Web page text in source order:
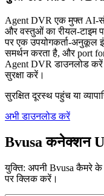
Agent DVR एक मुफ्त AI-
और वस्तुओं का रीयल-टाइम
पर एक उपयोगकर्ता-अनुकूल
समर्थन करता है, और port
Agent DVR डाउनलोड करें
सुरक्षा करें।
सुरक्षित दूरस्थ पहुंच या
अभी डाउनलोड करें
Bvusa कनेक्शन
युक्ति: अपनी Bvusa कैमरे
पर क्लिक करें।